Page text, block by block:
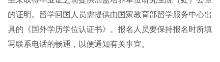
的证明。留学回国人员需提供由国家教育部留学服务中心出
具的《国外学历学位认证书》。报名人员要保持报名时所填
写联系电话的畅通，以便通知有关事宜。